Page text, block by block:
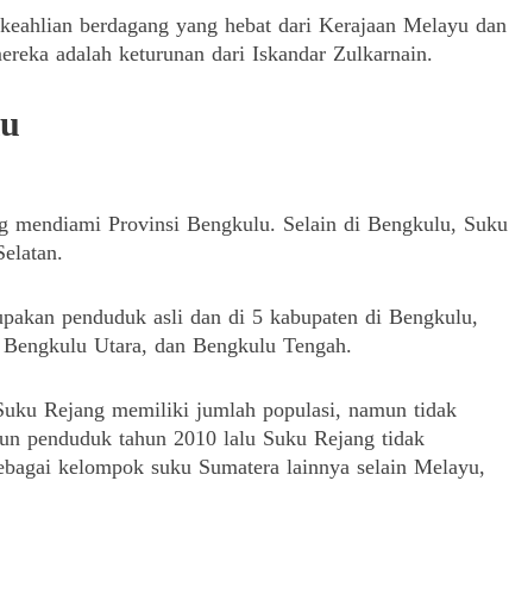
berdagang yang hebat dari Kerajaan Melayu dan
adalah keturunan dari Iskandar Zulkarnain.
mendiami Provinsi Bengkulu. Selain di Bengkulu, Suku
penduduk asli dan di 5 kabupaten di Bengkulu,
Utara, dan Bengkulu Tengah.
Rejang memiliki jumlah populasi, namun tidak
penduduk tahun 2010 lalu Suku Rejang tidak
kelompok suku Sumatera lainnya selain Melayu,